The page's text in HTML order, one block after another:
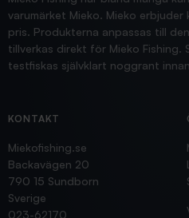
varumärket Mieko. Mieko
pris. Produkterna anpassas till
tillverkas direkt för Mieko
testfiskas självklart noggrant
KONTAKT
Miekofishing.se
Backavägen 20
790 15 Sundborn
Sverige
023-62170